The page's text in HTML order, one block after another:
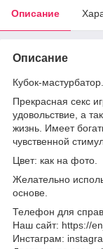
Описание
Описание
Кубок-мастурбатор.
Прекрасная секс
удовольствие, а
жизнь. Имеет
чувственной
Цвет: как на фото.
Желательно
основе.
Телефон для
Наш сайт: https://
Инстаграм: